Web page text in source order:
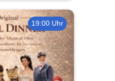
19:00 Uhr